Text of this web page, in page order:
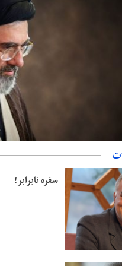
مطالب خارج از مراجع رسمی
سفره نابرابر!